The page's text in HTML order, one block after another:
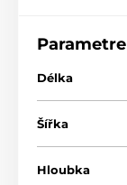
Parametre
Délka
Šířka
Hloubka